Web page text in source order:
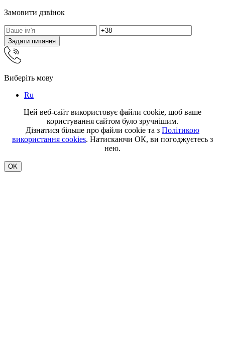
Замовити дзвінок
Задати питання
Виберіть мову
Ru
Цей веб-сайт використовує файли cookie, щоб ваше
користування сайтом було зручнішим.
Дізнатися більше про файли cookie та з Політикою
використання cookies. Натискаючи ОК, ви погоджуєтесь з
нею.
OK